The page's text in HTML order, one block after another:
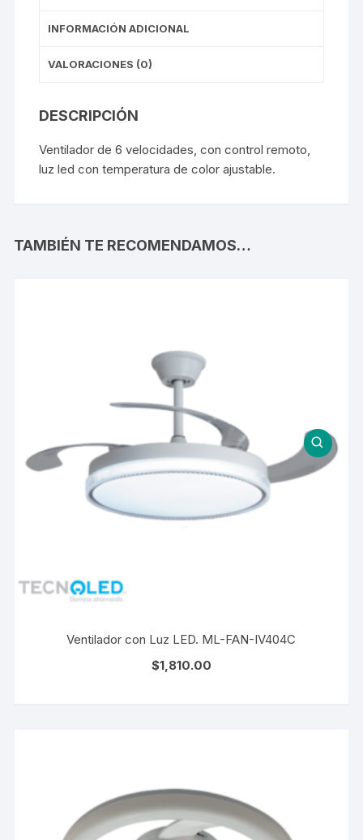
INFORMACIÓN ADICIONAL
VALORACIONES (0)
DESCRIPCIÓN
Ventilador de 6 velocidades, con control remoto,
luz led con temperatura de color ajustable.
TAMBIÉN TE RECOMENDAMOS…
Ventilador con Luz LED. ML-FAN-IV404C
$1,810.00